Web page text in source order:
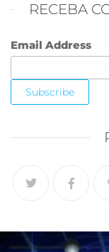
RECEBA
Email Address